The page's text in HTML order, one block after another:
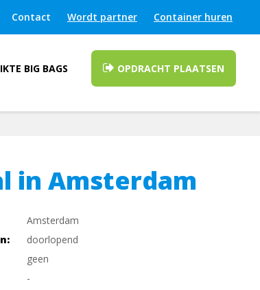
Contact Wordt partner Container huren
BIG BAGS OPDRACHT PLAATSEN
in Amsterdam
Amsterdam
doorlopend
geen
-